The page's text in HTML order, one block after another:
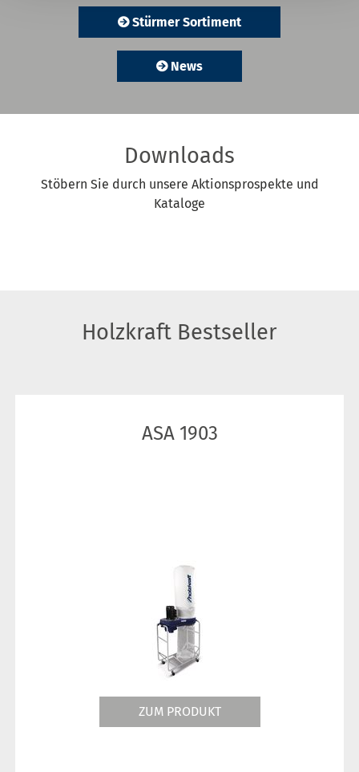
Stürmer Sortiment
News
Downloads
Stöbern Sie durch unsere Aktionsprospekte und
Kataloge
Holzkraft Bestseller
ASA 1903
ZUM PRODUKT